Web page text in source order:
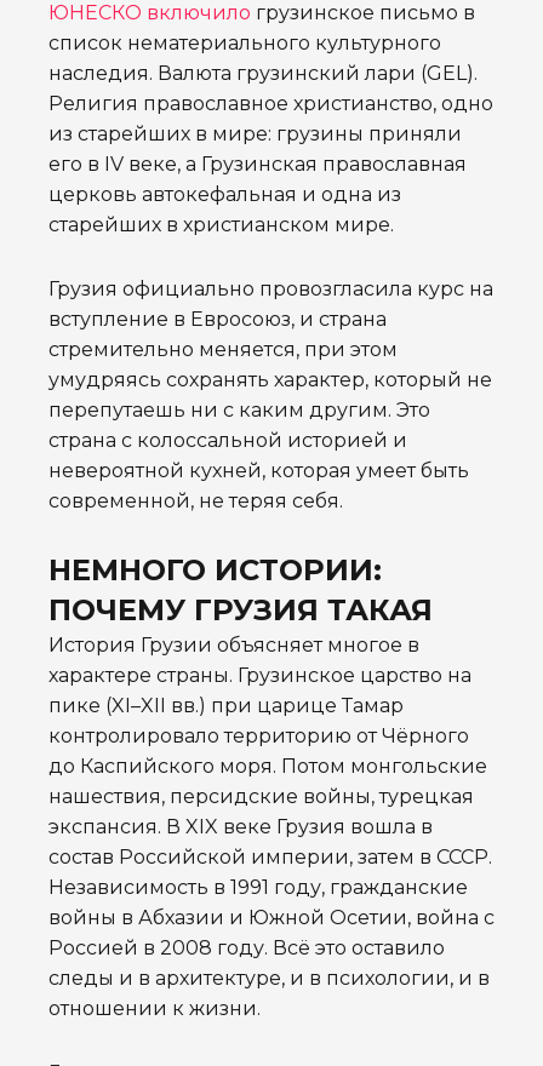
ЮНЕСКО включило грузинское письмо в
список нематериального культурного
наследия. Валюта грузинский лари (GEL).
Религия православное христианство, одно
из старейших в мире: грузины приняли
его в IV веке, а Грузинская православная
церковь автокефальная и одна из
старейших в христианском мире.
Грузия официально провозгласила курс на
вступление в Евросоюз, и страна
стремительно меняется, при этом
умудряясь сохранять характер, который не
перепутаешь ни с каким другим. Это
страна с колоссальной историей и
невероятной кухней, которая умеет быть
современной, не теряя себя.
НЕМНОГО ИСТОРИИ:
ПОЧЕМУ ГРУЗИЯ ТАКАЯ
История Грузии объясняет многое в
характере страны. Грузинское царство на
пике (XI–XII вв.) при царице Тамар
контролировало территорию от Чёрного
до Каспийского моря. Потом монгольские
нашествия, персидские войны, турецкая
экспансия. В XIX веке Грузия вошла в
состав Российской империи, затем в СССР.
Независимость в 1991 году, гражданские
войны в Абхазии и Южной Осетии, война с
Россией в 2008 году. Всё это оставило
следы и в архитектуре, и в психологии, и в
отношении к жизни.